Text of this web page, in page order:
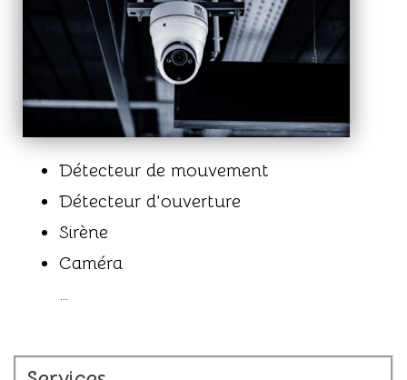
Détecteur de mouvement
Détecteur d’ouverture
Sirène
Caméra
…